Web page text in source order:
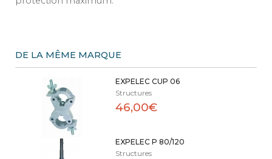
DE LA MÊME MARQUE
EXPELEC CUP 06
Structures
46,00€
EXPELEC P 80/120
Structures